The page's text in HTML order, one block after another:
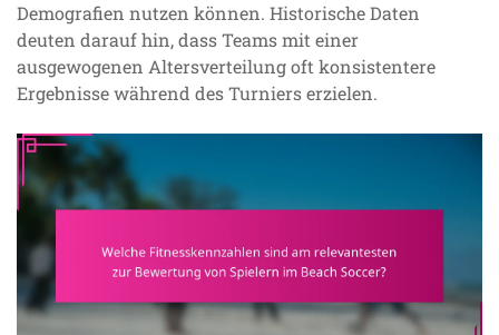
Demografien nutzen können. Historische Daten
deuten darauf hin, dass Teams mit einer
ausgewogenen Altersverteilung oft konsistentere
Ergebnisse während des Turniers erzielen.